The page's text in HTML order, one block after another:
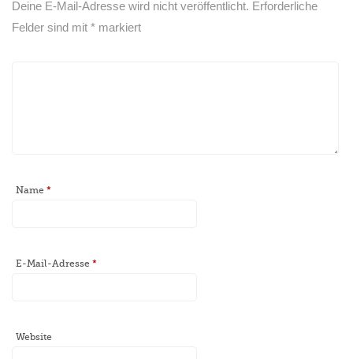
Deine E-Mail-Adresse wird nicht veröffentlicht. Erforderliche
Felder sind mit* markiert
Name*
E-Mail-Adresse*
Website